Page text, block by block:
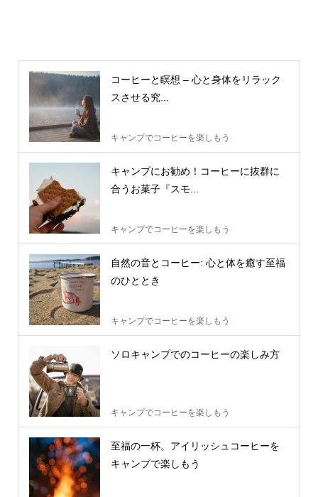
コーヒーと瞑想 – 心と身体をリラック
スさせる究...
キャンプでコーヒーを楽しもう
キャンプにお勧め！コーヒーに抜群に
合うお菓子『スモ...
キャンプでコーヒーを楽しもう
自然の音とコーヒー: 心と体を癒す至福
のひととき
キャンプでコーヒーを楽しもう
ソロキャンプでのコーヒーの楽しみ方
キャンプでコーヒーを楽しもう
至福の一杯。アイリッシュコーヒーを
キャンプで楽しもう